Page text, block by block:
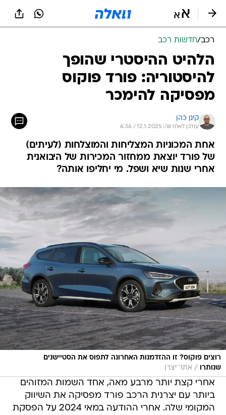
רכב/חדשות רכב
הלהיט ההיסטרי שהופך
להיסטוריה: פורד פוקוס
מפסיקה להימכר
קינן כהן
עודכן לאחרונה: 12.1.2025 / 6:36
אחת המכוניות המצליחות והמוצלחות (לעיתים)
של פורד יוצאת ממחזור המכירות של היבואנית
אחרי שנות שיא ושפל. מי יחליפו אותה?
רוצים פוקוס? זו ההזדמנות האחרונה לתפוס את הסטיישנים
שנותרו
/ אתר יצרן
אחרי קצת יותר מרבע מאה, אחד השמות המזוהים
ביותר עם יצרנית הרכב פורד מפסיקה את השיווק
המקומי שלה. אחרי ההודעה במאי 2024 על הפסקת